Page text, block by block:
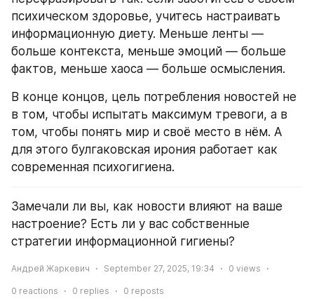
психическом здоровье, учитесь настраивать
информационную диету. Меньше ленты —
больше контекста, меньше эмоций — больше
фактов, меньше хаоса — больше осмысления.
В конце концов, цель потребления новостей не
в том, чтобы испытать максимум тревоги, а в
том, чтобы понять мир и своё место в нём. А
для этого булгаковская ирония работает как
современная психогигиена.
Замечали ли вы, как новости влияют на ваше
настроение? Есть ли у вас собственные
стратегии информационной гигиены?
Андрей Жаркевич September 27, 2025, 19:34 0 views
0 reactions 0 replies 0 reposts